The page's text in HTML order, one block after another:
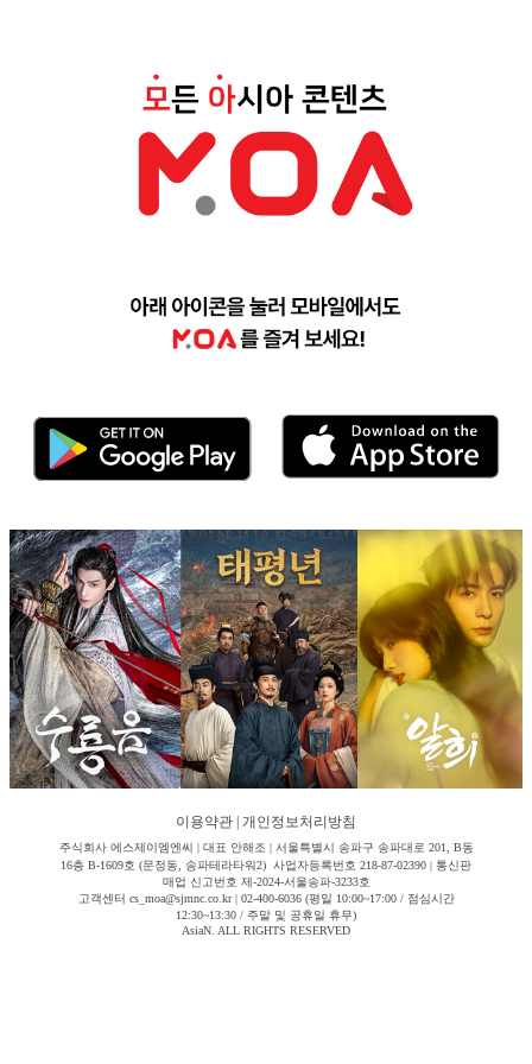
이용약관 개인정보처리방침
주식회사 에스제이엠엔씨 | 대표 안해조 | 서울특별시 송파구 송파대로 201, B동
16층 B-1609호 (문정동, 송파테라타워2) 사업자등록번호 218-87-02390 | 통신판
매업 신고번호 제-2024-서울송파-3233호
고객센터 cs_moa@sjmnc.co.kr | 02-400-6036 (평일 10:00~17:00 / 점심시간
12:30~13:30 / 주말 및 공휴일 휴무)
AsiaN. ALL RIGHTS RESERVED